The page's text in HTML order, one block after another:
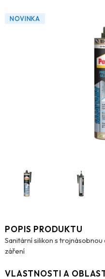
NOVINKA
POPIS PRODUKTU
Sanitární silikon s
záření
VLASTNOSTI A